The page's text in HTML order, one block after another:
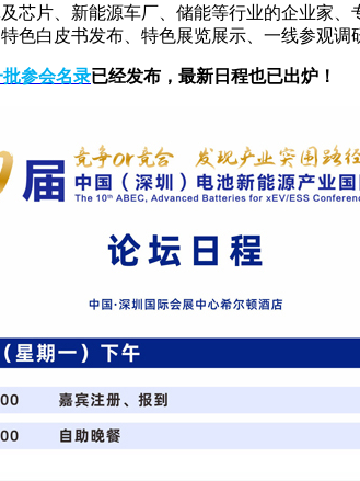
芯片、新能源车厂、储能等行业的企业家
白皮书发布、特色展览展示、一线参观调
参会名录已经发布，最新日程也已出炉！